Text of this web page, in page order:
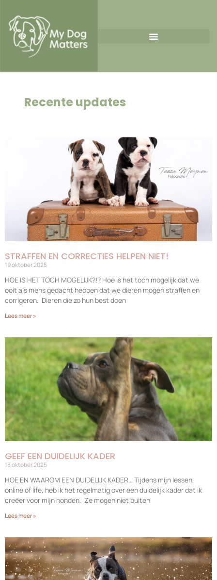
Recente updates
STRAFFEN EN CORRECTIES HELPEN NIET!
19 oktober 2025
HOE IS HET TOCH MOGELIJK?!? Hoe is het toch mogelijk dat we
ooit als mens gedacht hebben dat we dieren mogen straffen en
corrigeren. Dieren die zo hun best doen
Lees meer »
GEEF EEN DUIDELIJK KADER
18 oktober 2025
HOE EN WAAROM EEN DUIDELIJK KADER… Tijdens mijn lessen,
online of life, heb ik het regelmatig over een duidelijk kader dat ik
creëer voor mijn honden. Ze mogen niet buiten
Lees meer »